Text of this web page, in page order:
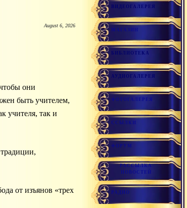
August 6, 2026
они
быть учителем,
учителя, так и
от изъянов «трех
ВИДЕОГАЛЕРЕЯ
МАГАЗИН
БИБЛИОТЕКА
АУДИОГАЛЕРЕЯ
ФОТОГАЛЕРЕЯ
ССЫЛКИ
ФОРУМ
РАССЫЛКА
НОВОСТЕЙ
РАДИО